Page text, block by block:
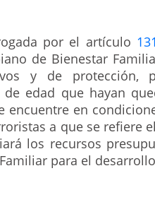
por el artículo
de Bienestar
y de protección,
edad que hayan
encuentre en
a que se refiere
los recursos
para el